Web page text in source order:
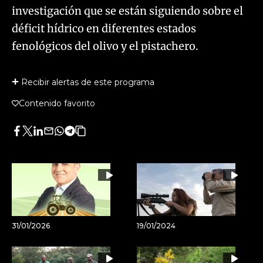
investigación que se están siguiendo sobre el
déficit hídrico en diferentes estados
fenológicos del olivo y el pistachero.
Recibir alertas de este programa
Contenido favorito
Facebook
Twitter
LinkedIn
Enviar
Whatsapp
Telegram
Copiar
artículo
31/01/2026 19/01/2024